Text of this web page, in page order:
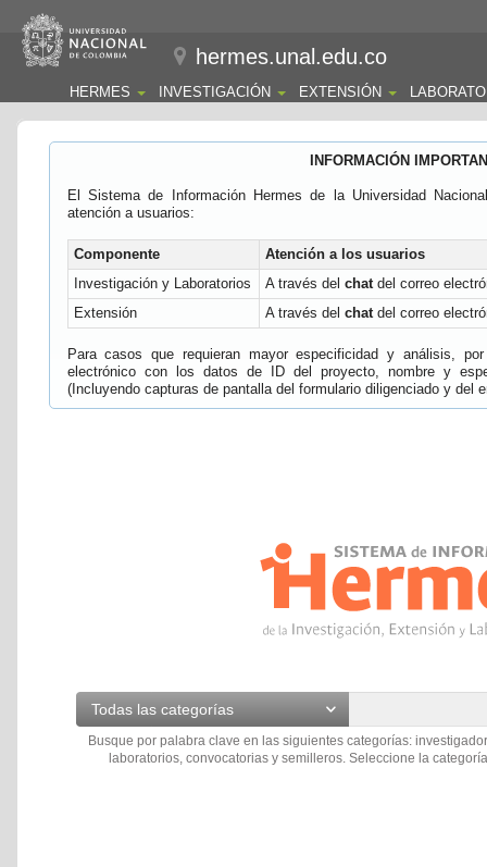
hermes.unal.edu.co
HERMES INVESTIGACIÓN EXTENSIÓN
INFORMACIÓN
El Sistema de Información Hermes de la Universidad
atención a usuarios:
Componente
Atención a los usuarios
Investigación y Laboratorios
A través del chatdel correo
Extensión
A través del chatdel correo
Para casos que requieran mayor especificidad y análisis,
electrónico con los datos de ID del proyecto, nombre y
(Incluyendo capturas de pantalla del formulario diligenciado y del
Todas las categorías
Busque por palabra clave en las siguientes categorías:
laboratorios, convocatorias y semilleros. Seleccione la